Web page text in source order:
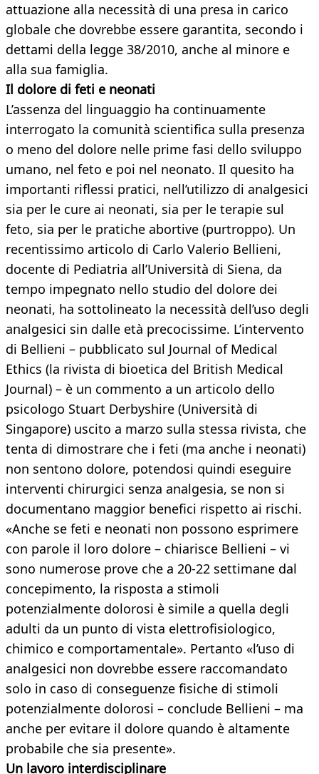
attuazione alla necessità di una presa in carico
globale che dovrebbe essere garantita, secondo i
dettami della legge 38/2010, anche al minore e
alla sua famiglia.
Il dolore di feti e neonati
L’assenza del linguaggio ha continuamente
interrogato la comunità scientifica sulla presenza
o meno del dolore nelle prime fasi dello sviluppo
umano, nel feto e poi nel neonato. Il quesito ha
importanti riflessi pratici, nell’utilizzo di analgesici
sia per le cure ai neonati, sia per le terapie sul
feto, sia per le pratiche abortive (purtroppo). Un
recentissimo articolo di Carlo Valerio Bellieni,
docente di Pediatria all’Università di Siena, da
tempo impegnato nello studio del dolore dei
neonati, ha sottolineato la necessità dell’uso degli
analgesici sin dalle età precocissime. L’intervento
di Bellieni – pubblicato sul Journal of Medical
Ethics (la rivista di bioetica del British Medical
Journal) – è un commento a un articolo dello
psicologo Stuart Derbyshire (Università di
Singapore) uscito a marzo sulla stessa rivista, che
tenta di dimostrare che i feti (ma anche i neonati)
non sentono dolore, potendosi quindi eseguire
interventi chirurgici senza analgesia, se non si
documentano maggior benefici rispetto ai rischi.
«Anche se feti e neonati non possono esprimere
con parole il loro dolore – chiarisce Bellieni – vi
sono numerose prove che a 20-22 settimane dal
concepimento, la risposta a stimoli
potenzialmente dolorosi è simile a quella degli
adulti da un punto di vista elettrofisiologico,
chimico e comportamentale». Pertanto «l’uso di
analgesici non dovrebbe essere raccomandato
solo in caso di conseguenze fisiche di stimoli
potenzialmente dolorosi – conclude Bellieni – ma
anche per evitare il dolore quando è altamente
probabile che sia presente».
Un lavoro interdisciplinare